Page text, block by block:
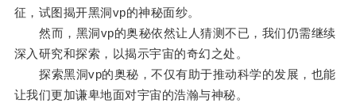
征，试图揭开黑洞vp的神秘面纱。
然而，黑洞vp的奥秘依然让人猜测不已，我们仍需继续
深入研究和探索，以揭示宇宙的奇幻之处。
探索黑洞vp的奥秘，不仅有助于推动科学的发展，也能
让我们更加谦卑地面对宇宙的浩瀚与神秘。